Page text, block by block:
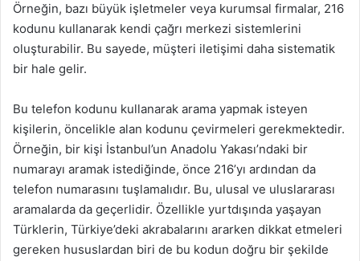
Örneğin, bazı büyük işletmeler veya kurumsal firmalar, 216
kodunu kullanarak kendi çağrı merkezi sistemlerini
oluşturabilir. Bu sayede, müşteri iletişimi daha sistematik
bir hale gelir.
Bu telefon kodunu kullanarak arama yapmak isteyen
kişilerin, öncelikle alan kodunu çevirmeleri gerekmektedir.
Örneğin, bir kişi İstanbul’un Anadolu Yakası’ndaki bir
numarayı aramak istediğinde, önce 216’yı ardından da
telefon numarasını tuşlamalıdır. Bu, ulusal ve uluslararası
aramalarda da geçerlidir. Özellikle yurtdışında yaşayan
Türklerin, Türkiye’deki akrabalarını ararken dikkat etmeleri
gereken hususlardan biri de bu kodun doğru bir şekilde